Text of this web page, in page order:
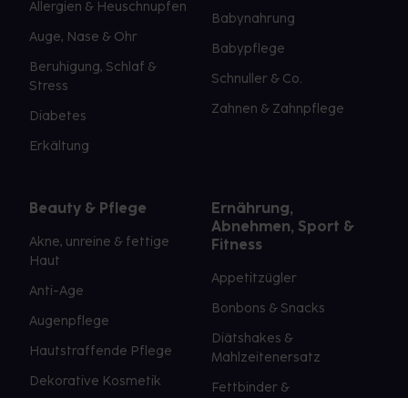
Allergien & Heuschnupfen
Auge, Nase & Ohr
Beruhigung, Schlaf &
Stress
Diabetes
Erkältung
Babynahrung
Babypflege
Schnuller & Co.
Zahnen & Zahnpflege
Beauty & Pflege
Akne, unreine & fettige
Haut
Anti-Age
Augenpflege
Hautstraffende Pflege
Dekorative Kosmetik
Ernährung,
Abnehmen, Sport &
Fitness
Appetitzügler
Bonbons & Snacks
Diätshakes &
Mahlzeitenersatz
Fettbinder &